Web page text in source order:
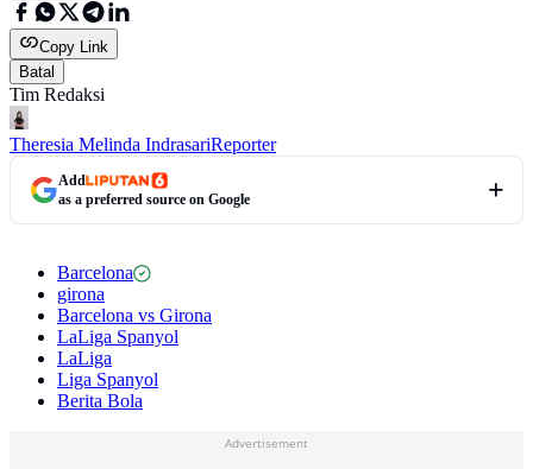
Copy Link
Batal
Tim Redaksi
Theresia Melinda IndrasariReporter
Add
as a preferred source on Google
Barcelona
girona
Barcelona vs Girona
LaLiga Spanyol
LaLiga
Liga Spanyol
Berita Bola
Advertisement